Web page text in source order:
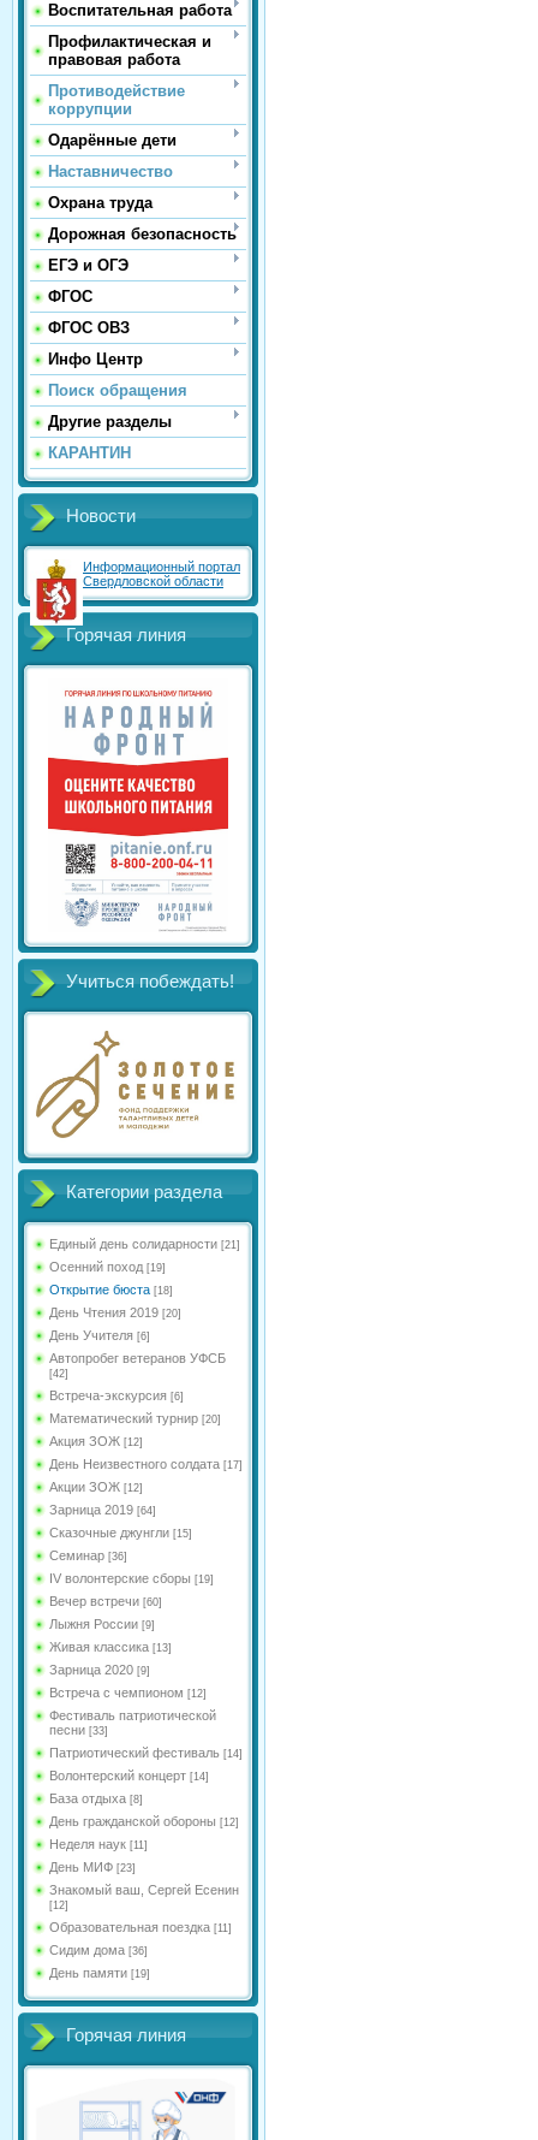
Воспитательная работа
Профилактическая и
правовая работа
Противодействие
коррупции
Одарённые дети
Наставничество
Охрана труда
Дорожная безопасность
ЕГЭ и ОГЭ
ФГОС
ФГОС ОВЗ
Инфо Центр
Поиск обращения
Другие разделы
КАРАНТИН
Новости
Информационный портал
Свердловской области
Горячая линия
Учиться побеждать!
Категории раздела
Единый день солидарности [21]
Осенний поход [19]
Открытие бюста [18]
День Чтения 2019 [20]
День Учителя [6]
Автопробег ветеранов УФСБ
[42]
Встреча-экскурсия [6]
Математический турнир [20]
Акция ЗОЖ [12]
День Неизвестного солдата [17]
Акции ЗОЖ [12]
Зарница 2019 [64]
Сказочные джунгли [15]
Семинар [36]
IV волонтерские сборы [19]
Вечер встречи [60]
Лыжня России [9]
Живая классика [13]
Зарница 2020 [9]
Встреча с чемпионом [12]
Фестиваль патриотической
песни [33]
Патриотический фестиваль [14]
Волонтерский концерт [14]
База отдыха [8]
День гражданской обороны [12]
Неделя наук [11]
День МИФ [23]
Знакомый ваш, Сергей Есенин
[12]
Образовательная поездка [11]
Сидим дома [36]
День памяти [19]
Горячая линия